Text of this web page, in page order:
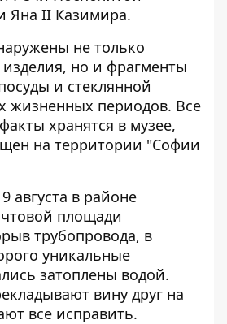
Яна II Казимира.
не только
но и фрагменты
и стеклянной
жизненных периодов. Все
хранятся в музее,
на территории "Софии
августа в районе
площади
трубопровода, в
уникальные
затоплены водой.
вину друг на
все исправить.